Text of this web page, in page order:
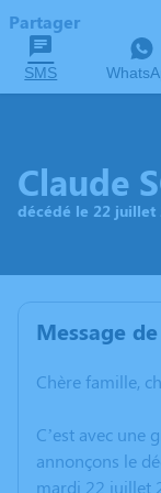
Partager
SMS
Claude
décédé le 22 juillet
Message
Chère famille,
C’est avec une
annonçons le
mardi 22 juillet